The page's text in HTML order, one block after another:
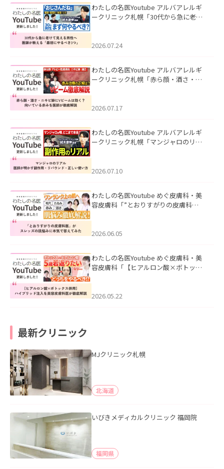
わたしの名医Youtube アルバアレルギ
ークリニック札幌「30代から急に老け
た。
2026.07.24
わたしの名医Youtube アルバアレルギ
ークリニック札幌「赤ら顔・酒さ・ニ
した。
2026.07.17
わたしの名医Youtube アルバアレルギ
ークリニック札幌「マンジャロのリア
た。
2026.07.10
わたしの名医Youtube めぐ皮膚科・美
容皮膚科「”とおりすがりの皮膚科
2026.06.05
わたしの名医Youtube めぐ皮膚科・美
容皮膚科「【ヒアルロン酸×ボトック
た。
2026.05.22
最新クリニック
MJクリニック札幌
北海道
いびきメディカルクリニック 福岡院
福岡県